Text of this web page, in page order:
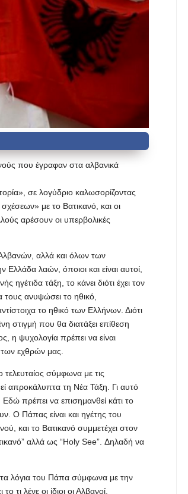
που έγραφαν στα αλβανικά
σε λογύδριο καλωσορίζοντας
με το Βατικανό, και οι
αρέσουν οι υπερβολικές
αλλά και όλων των
Ελλάδα λαών, όποιοι και είναι αυτοί,
ηγέτιδα τάξη, το κάνει διότι έχει τον
ανυψώσει το ηθικό,
το ηθικό των Ελλήνων. Διότι
στιγμή που θα διατάξει επίθεση
η ψυχολογία πρέπει να είναι
εχθρών μας.
σύμφωνα με τις
απροκάλυπτα τη Νέα Τάξη. Γι αυτό
πρέπει να επισημανθεί κάτι το
Ο Πάπας είναι και ηγέτης του
και το Βατικανό συμμετέχει στον
αλλά ως “Holy See”. Δηλαδή να
λόγια του Πάπα σύμφωνα με την
τι λένε οι ίδιοι οι Αλβανοί.